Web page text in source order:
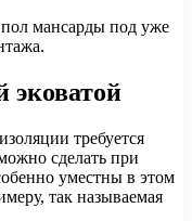
мансарды под уже
эковатой
требуется
сделать при
уместны в этом
так называемая